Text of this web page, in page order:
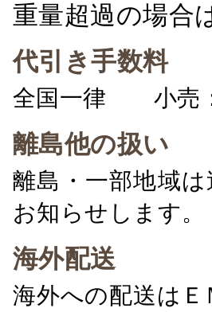
重量超過の場合
代引き手数料
全国一律 小売
離島他の扱い
離島・一部地域
お知らせします。
海外配送
海外への配送は